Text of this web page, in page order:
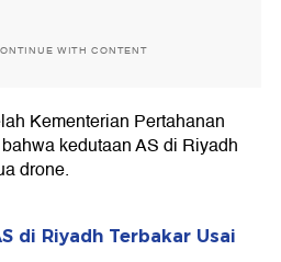
WITH CONTENT
Kementerian Pertahanan
kedutaan AS di Riyadh
drone.
di Riyadh Terbakar Usai